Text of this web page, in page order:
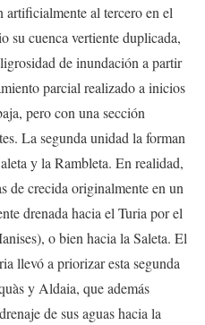
artificialmente al tercero en el
cuenca vertiente duplicada,
de inundación a partir
parcial realizado a inicios
pero con una sección
La segunda unidad la forman
y la Rambleta. En realidad,
de crecida originalmente en un
drenada hacia el Turia por el
o bien hacia la Saleta. El
llevó a priorizar esta segunda
y Aldaia, que además
de sus aguas hacia la